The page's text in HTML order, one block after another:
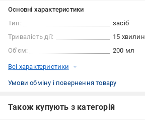
Основні характеристики
Тип:
засіб
Тривалість дії:
15 хвилин
Об'єм:
200 мл
Всі характеристики
Умови обміну і повернення товару
Також купують з категорій